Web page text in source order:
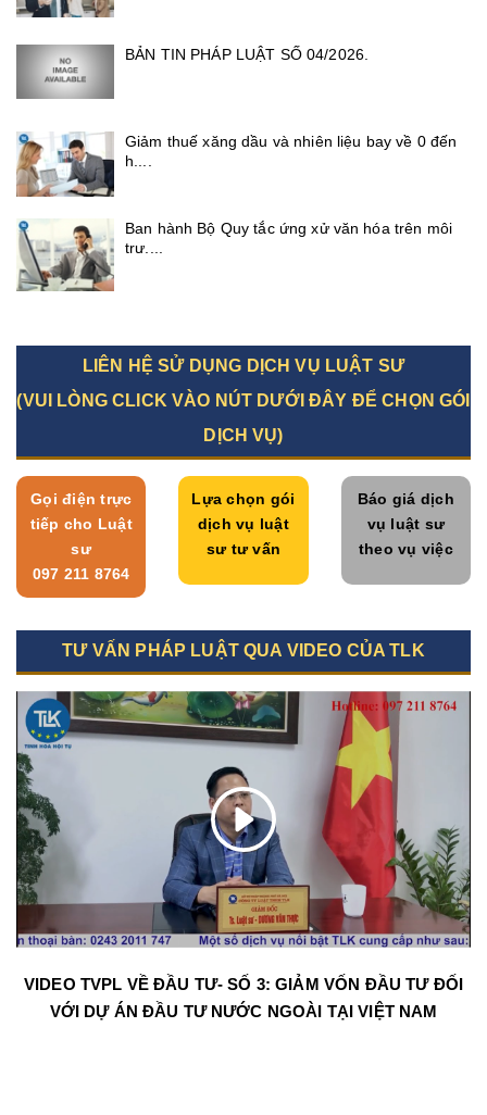
BẢN TIN PHÁP LUẬT SỐ 04/2026.
Giảm thuế xăng dầu và nhiên liệu bay về 0 đến
h....
Ban hành Bộ Quy tắc ứng xử văn hóa trên môi
trư....
LIÊN HỆ SỬ DỤNG DỊCH VỤ LUẬT SƯ
(VUI LÒNG CLICK VÀO NÚT DƯỚI ĐÂY ĐỂ CHỌN GÓI
DỊCH VỤ)
Gọi điện trực
tiếp cho Luật
sư
097 211 8764
Lựa chọn gói
dịch vụ luật
sư tư vấn
Báo giá dịch
vụ luật sư
theo vụ việc
TƯ VẤN PHÁP LUẬT QUA VIDEO CỦA TLK
VIDEO TVPL VỀ ĐẦU TƯ- SỐ 3: GIẢM VỐN ĐẦU TƯ ĐỐI
VỚI DỰ ÁN ĐẦU TƯ NƯỚC NGOÀI TẠI VIỆT NAM